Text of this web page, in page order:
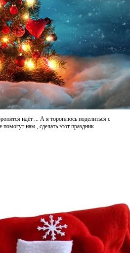
идёт ... А я тороплюсь поделиться с
нам , сделать этот праздник